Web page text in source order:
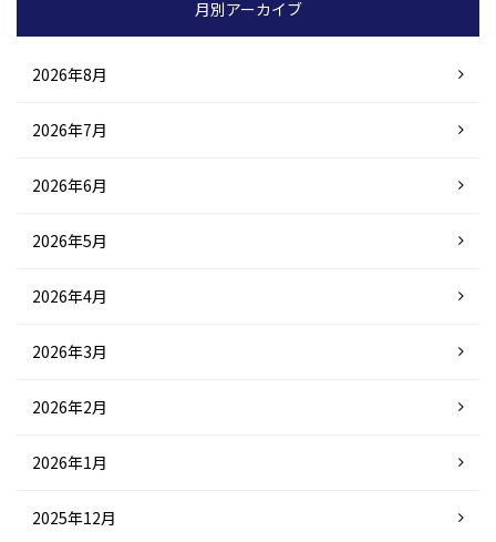
月別アーカイブ
2026年8月
2026年7月
2026年6月
2026年5月
2026年4月
2026年3月
2026年2月
2026年1月
2025年12月